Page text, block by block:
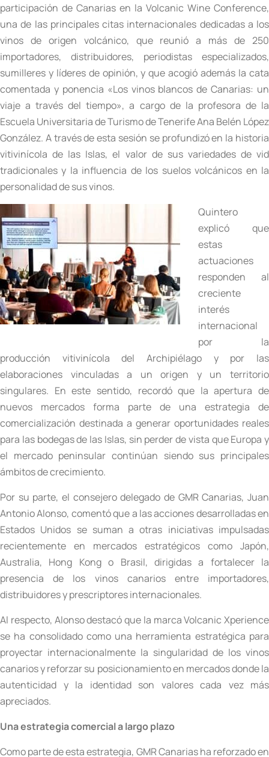
participación de Canarias en la Volcanic Wine Conference,
una de las principales citas internacionales dedicadas a los
vinos de origen volcánico, que reunió a más de 250
importadores, distribuidores, periodistas especializados,
sumilleres y líderes de opinión, y que acogió además la cata
comentada y ponencia «Los vinos blancos de Canarias: un
viaje a través del tiempo», a cargo de la profesora de la
Escuela Universitaria de Turismo de Tenerife Ana Belén López
González. A través de esta sesión se profundizó en la historia
vitivinícola de las Islas, el valor de sus variedades de vid
tradicionales y la influencia de los suelos volcánicos en la
personalidad de sus vinos.
Quintero
explicó que
estas
actuaciones
responden al
creciente
interés
internacional
por la
producción vitivinícola del Archipiélago y por las
elaboraciones vinculadas a un origen y un territorio
singulares. En este sentido, recordó que la apertura de
nuevos mercados forma parte de una estrategia de
comercialización destinada a generar oportunidades reales
para las bodegas de las Islas, sin perder de vista que Europa y
el mercado peninsular continúan siendo sus principales
ámbitos de crecimiento.
Por su parte, el consejero delegado de GMR Canarias, Juan
Antonio Alonso, comentó que a las acciones desarrolladas en
Estados Unidos se suman a otras iniciativas impulsadas
recientemente en mercados estratégicos como Japón,
Australia, Hong Kong o Brasil, dirigidas a fortalecer la
presencia de los vinos canarios entre importadores,
distribuidores y prescriptores internacionales.
Al respecto, Alonso destacó que la marca Volcanic Xperience
se ha consolidado como una herramienta estratégica para
proyectar internacionalmente la singularidad de los vinos
canarios y reforzar su posicionamiento en mercados donde la
autenticidad y la identidad son valores cada vez más
apreciados.
Una estrategia comercial a largo plazo
Como parte de esta estrategia, GMR Canarias ha reforzado en